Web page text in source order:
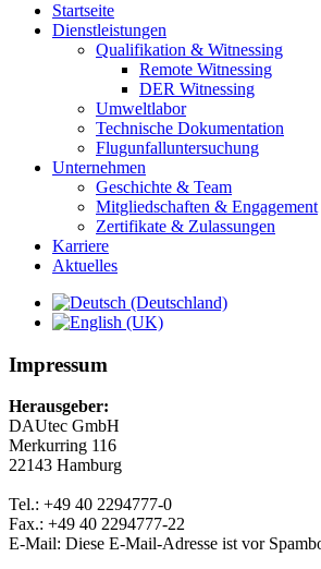
Startseite
Dienstleistungen
Qualifikation & Witnessing
Remote Witnessing
DER Witnessing
Umweltlabor
Technische Dokumentation
Flugunfalluntersuchung
Unternehmen
Geschichte & Team
Mitgliedschaften & Engagement
Zertifikate & Zulassungen
Karriere
Aktuelles
Impressum
Herausgeber:
DAUtec GmbH
Merkurring 116
22143 Hamburg
Tel.: +49 40 2294777-0
Fax.: +49 40 2294777-22
E-Mail: Diese E-Mail-Adresse ist vor